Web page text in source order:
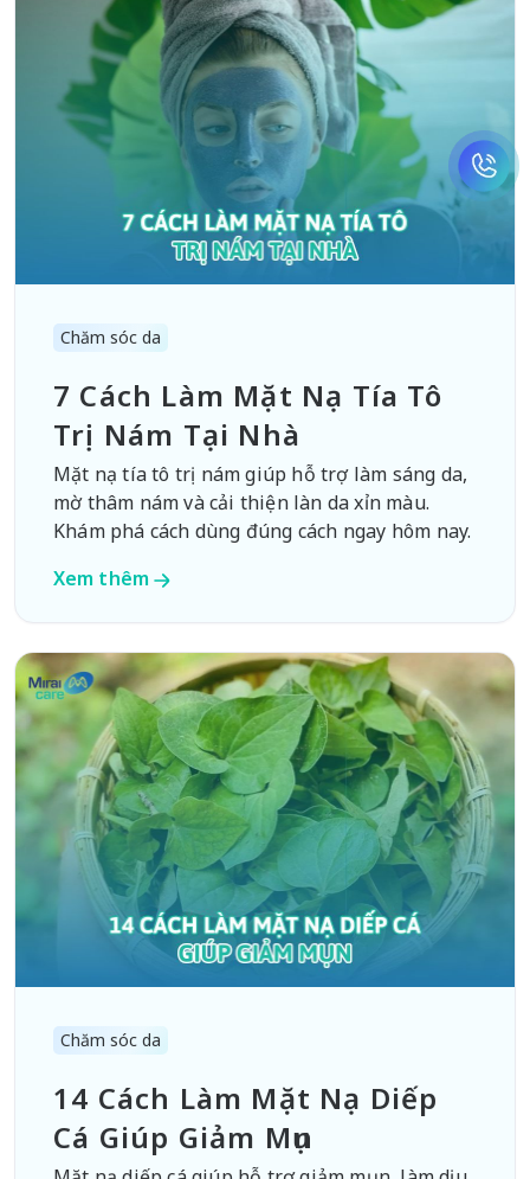
Chăm sóc da
7 Cách Làm Mặt Nạ Tía Tô
Trị Nám Tại Nhà
Mặt nạ tía tô trị nám giúp hỗ trợ làm sáng da,
mờ thâm nám và cải thiện làn da xỉn màu.
Khám phá cách dùng đúng cách ngay hôm nay.
Xem thêm
Chăm sóc da
14 Cách Làm Mặt Nạ Diếp
Cá Giúp Giảm Mụn